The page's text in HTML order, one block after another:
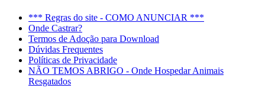
*** Regras do site - COMO ANUNCIAR ***
Onde Castrar?
Termos de Adoção para Download
Dúvidas Frequentes
Políticas de Privacidade
NÃO TEMOS ABRIGO - Onde Hospedar Animais
Resgatados